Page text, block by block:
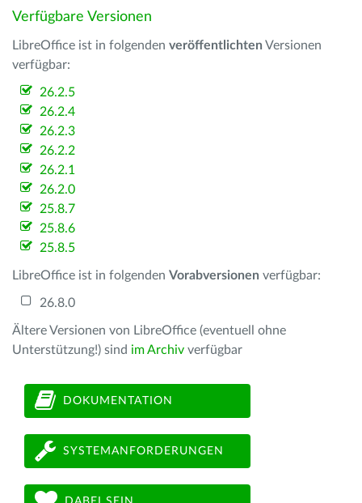
Verfügbare Versionen
LibreOffice ist in folgenden veröffentlichten Versionen
verfügbar:
26.2.5
26.2.4
26.2.3
26.2.2
26.2.1
26.2.0
25.8.7
25.8.6
25.8.5
LibreOffice ist in folgenden Vorabversionen verfügbar:
26.8.0
Ältere Versionen von LibreOffice (eventuell ohne
Unterstützung!) sind im Archiv verfügbar
DOKUMENTATION
SYSTEMANFORDERUNGEN